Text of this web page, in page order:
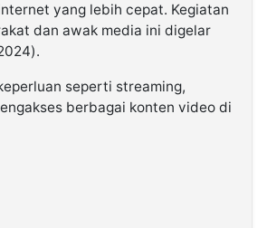
yang lebih cepat. Kegiatan
dan awak media ini digelar
seperti streaming,
berbagai konten video di